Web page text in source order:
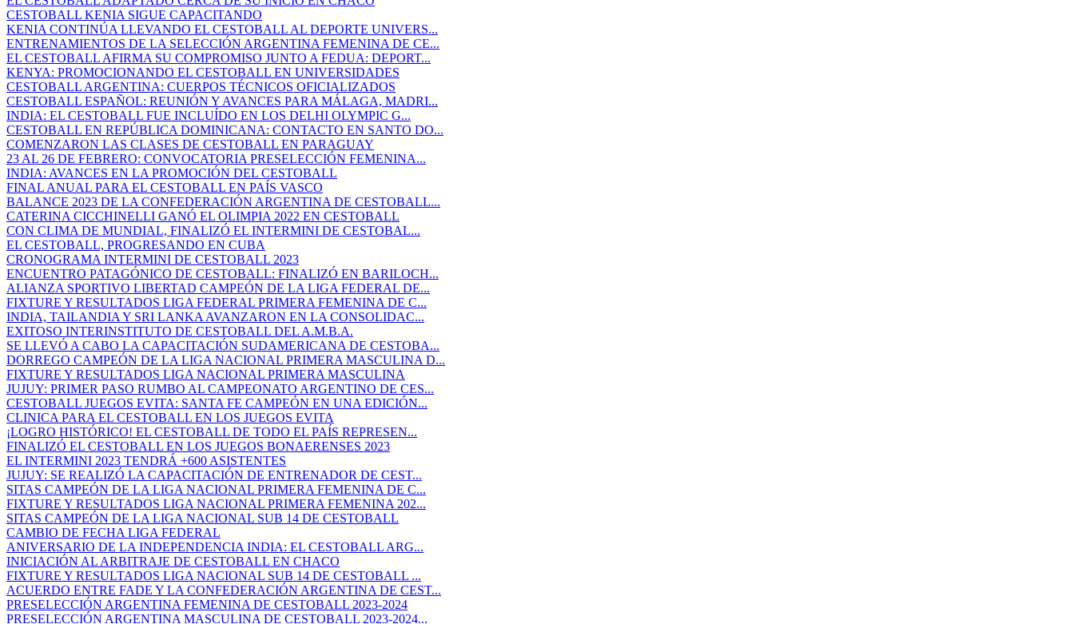
CESTOBALL KENIA SIGUE CAPACITANDO
KENIA CONTINÚA LLEVANDO EL CESTOBALL AL DEPORTE UNIVERS...
ENTRENAMIENTOS DE LA SELECCIÓN ARGENTINA FEMENINA DE CE...
EL CESTOBALL AFIRMA SU COMPROMISO JUNTO A FEDUA: DEPORT...
KENYA: PROMOCIONANDO EL CESTOBALL EN UNIVERSIDADES
CESTOBALL ARGENTINA: CUERPOS TÉCNICOS OFICIALIZADOS
CESTOBALL ESPAÑOL: REUNIÓN Y AVANCES PARA MÁLAGA, MADRI...
INDIA: EL CESTOBALL FUE INCLUÍDO EN LOS DELHI OLYMPIC G...
CESTOBALL EN REPÚBLICA DOMINICANA: CONTACTO EN SANTO DO...
COMENZARON LAS CLASES DE CESTOBALL EN PARAGUAY
23 AL 26 DE FEBRERO: CONVOCATORIA PRESELECCIÓN FEMENINA...
INDIA: AVANCES EN LA PROMOCIÓN DEL CESTOBALL
FINAL ANUAL PARA EL CESTOBALL EN PAÍS VASCO
BALANCE 2023 DE LA CONFEDERACIÓN ARGENTINA DE CESTOBALL...
CATERINA CICCHINELLI GANÓ EL OLIMPIA 2022 EN CESTOBALL
CON CLIMA DE MUNDIAL, FINALIZÓ EL INTERMINI DE CESTOBAL...
EL CESTOBALL, PROGRESANDO EN CUBA
CRONOGRAMA INTERMINI DE CESTOBALL 2023
ENCUENTRO PATAGÓNICO DE CESTOBALL: FINALIZÓ EN BARILOCH...
ALIANZA SPORTIVO LIBERTAD CAMPEÓN DE LA LIGA FEDERAL DE...
FIXTURE Y RESULTADOS LIGA FEDERAL PRIMERA FEMENINA DE C...
INDIA, TAILANDIA Y SRI LANKA AVANZARON EN LA CONSOLIDAC...
EXITOSO INTERINSTITUTO DE CESTOBALL DEL A.M.B.A.
SE LLEVÓ A CABO LA CAPACITACIÓN SUDAMERICANA DE CESTOBA...
DORREGO CAMPEÓN DE LA LIGA NACIONAL PRIMERA MASCULINA D...
FIXTURE Y RESULTADOS LIGA NACIONAL PRIMERA MASCULINA
JUJUY: PRIMER PASO RUMBO AL CAMPEONATO ARGENTINO DE CES...
CESTOBALL JUEGOS EVITA: SANTA FE CAMPEÓN EN UNA EDICIÓN...
CLINICA PARA EL CESTOBALL EN LOS JUEGOS EVITA
¡LOGRO HISTÓRICO! EL CESTOBALL DE TODO EL PAÍS REPRESEN...
FINALIZÓ EL CESTOBALL EN LOS JUEGOS BONAERENSES 2023
EL INTERMINI 2023 TENDRÁ +600 ASISTENTES
JUJUY: SE REALIZÓ LA CAPACITACIÓN DE ENTRENADOR DE CEST...
SITAS CAMPEÓN DE LA LIGA NACIONAL PRIMERA FEMENINA DE C...
FIXTURE Y RESULTADOS LIGA NACIONAL PRIMERA FEMENINA 202...
SITAS CAMPEÓN DE LA LIGA NACIONAL SUB 14 DE CESTOBALL
CAMBIO DE FECHA LIGA FEDERAL
ANIVERSARIO DE LA INDEPENDENCIA INDIA: EL CESTOBALL ARG...
INICIACIÓN AL ARBITRAJE DE CESTOBALL EN CHACO
FIXTURE Y RESULTADOS LIGA NACIONAL SUB 14 DE CESTOBALL ...
ACUERDO ENTRE FADE Y LA CONFEDERACIÓN ARGENTINA DE CEST...
PRESELECCIÓN ARGENTINA FEMENINA DE CESTOBALL 2023-2024
PRESELECCIÓN ARGENTINA MASCULINA DE CESTOBALL 2023-2024...